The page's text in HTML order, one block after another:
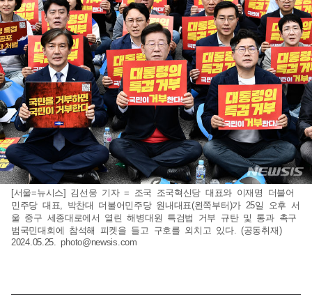
[서울=뉴시스] 김선웅 기자 = 조국 조국혁신당 대표와 이재명 더불어
민주당 대표, 박찬대 더불어민주당 원내대표(왼쪽부터)가 25일 오후 서
울 중구 세종대로에서 열린 해병대원 특검법 거부 규탄 및 통과 촉구
범국민대회에 참석해 피켓을 들고 구호를 외치고 있다. (공동취재)
2024.05.25.photo@newsis.com